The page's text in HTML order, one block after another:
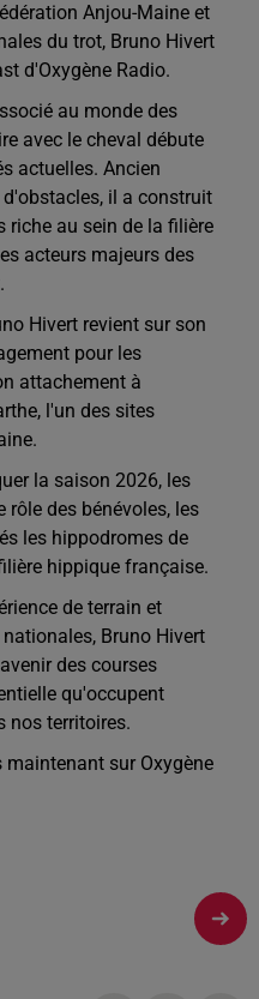
Anjou-Maine et
du trot, Bruno Hivert
d'Oxygène Radio.
au monde des
avec le cheval débute
actuelles. Ancien
il a construit
riche au sein de la filière
acteurs majeurs des
Hivert revient sur son
pour les
attachement à
l'un des sites
la saison 2026, les
rôle des bénévoles, les
les hippodromes de
hippique française.
de terrain et
Bruno Hivert
des courses
qu'occupent
nos territoires.
maintenant sur Oxygène